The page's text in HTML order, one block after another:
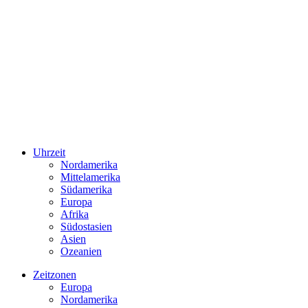
Uhrzeit
Nordamerika
Mittelamerika
Südamerika
Europa
Afrika
Südostasien
Asien
Ozeanien
Zeitzonen
Europa
Nordamerika